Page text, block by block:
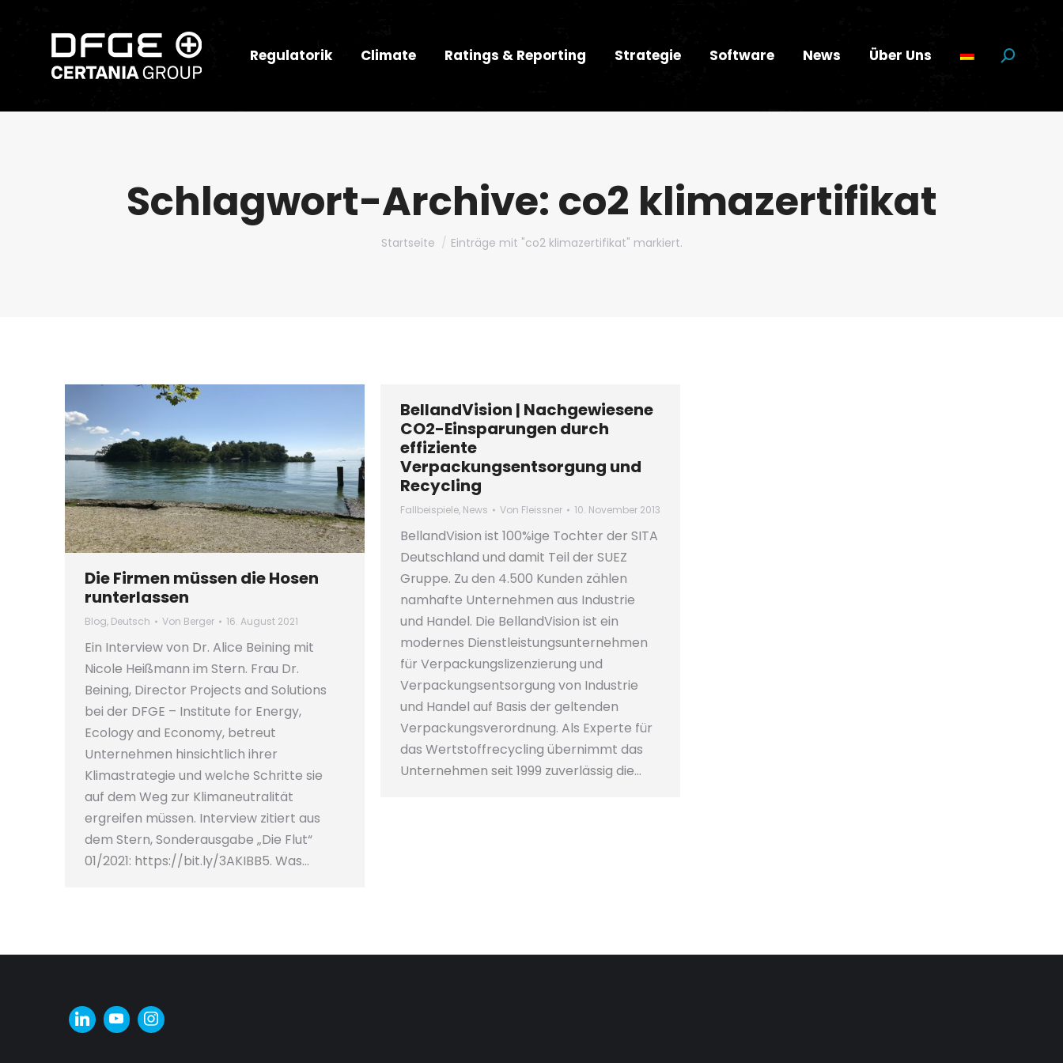
Regulatorik Climate Ratings & Reporting Strategie Software News Über Uns Suchen:
Schlagwort-Archive: co2 klimazertifikat
Du bist hier:
Startseite Einträge mit "co2 klimazertifikat" markiert.
Die Firmen müssen die Hosen
runterlassen
Blog, Deutsch Von Berger 16. August 2021
Ein Interview von Dr. Alice Beining mit
Nicole Heißmann im Stern. Frau Dr.
Beining, Director Projects and Solutions
bei der DFGE – Institute for Energy,
Ecology and Economy, betreut
Unternehmen hinsichtlich ihrer
Klimastrategie und welche Schritte sie
auf dem Weg zur Klimaneutralität
ergreifen müssen. Interview zitiert aus
dem Stern, Sonderausgabe „Die Flut“
01/2021: https://bit.ly/3AKIBB5. Was…
BellandVision | Nachgewiesene
CO2-Einsparungen durch
effiziente
Verpackungsentsorgung und
Recycling
Fallbeispiele, News Von Fleissner 10. November 2013
BellandVision ist 100%ige Tochter der SITA
Deutschland und damit Teil der SUEZ
Gruppe. Zu den 4.500 Kunden zählen
namhafte Unternehmen aus Industrie
und Handel. Die BellandVision ist ein
modernes Dienstleistungsunternehmen
für Verpackungslizenzierung und
Verpackungsentsorgung von Industrie
und Handel auf Basis der geltenden
Verpackungsverordnung. Als Experte für
das Wertstoffrecycling übernimmt das
Unternehmen seit 1999 zuverlässig die…